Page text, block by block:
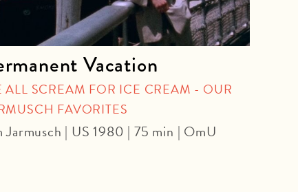
Vacation
ALL SCREAM FOR ICE CREAM - OUR
FAVORITES
Jarmusch | US 1980 | 75 min | OmU